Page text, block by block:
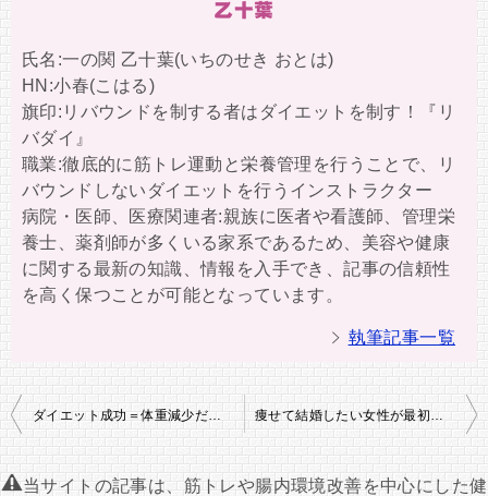
乙十葉
氏名:一の関 乙十葉(いちのせき おとは)
HN:小春(こはる)
旗印:リバウンドを制する者はダイエットを制す！『リ
バダイ』
職業:徹底的に筋トレ運動と栄養管理を行うことで、リ
バウンドしないダイエットを行うインストラクター
病院・医師、医療関連者:親族に医者や看護師、管理栄
養士、薬剤師が多くいる家系であるため、美容や健康
に関する最新の知識、情報を入手でき、記事の信頼性
を高く保つことが可能となっています。
執筆記事一覧
投
ナ
ダイエット成功＝体重減少だと思っていた私の失敗 痩せて結婚したい女性が最初に整えるべきもの
当サイトの記事は、筋トレや腸内環境改善を中心にした健